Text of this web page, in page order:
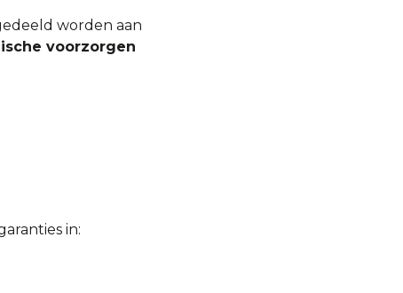
worden aan
voorzorgen
in: